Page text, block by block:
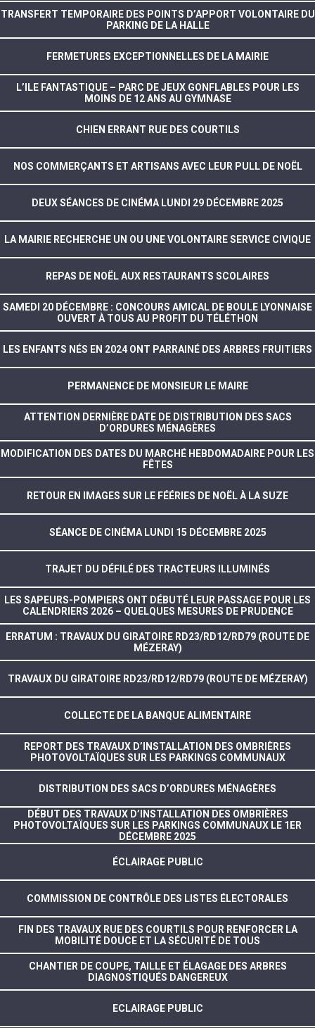
TRANSFERT TEMPORAIRE DES POINTS D’APPORT VOLONTAIRE DU
PARKING DE LA HALLE
FERMETURES EXCEPTIONNELLES DE LA MAIRIE
L’ILE FANTASTIQUE – PARC DE JEUX GONFLABLES POUR LES
MOINS DE 12 ANS AU GYMNASE
CHIEN ERRANT RUE DES COURTILS
NOS COMMERÇANTS ET ARTISANS AVEC LEUR PULL DE NOËL
DEUX SÉANCES DE CINÉMA LUNDI 29 DÉCEMBRE 2025
LA MAIRIE RECHERCHE UN OU UNE VOLONTAIRE SERVICE CIVIQUE
REPAS DE NOËL AUX RESTAURANTS SCOLAIRES
SAMEDI 20 DÉCEMBRE : CONCOURS AMICAL DE BOULE LYONNAISE
OUVERT À TOUS AU PROFIT DU TÉLÉTHON
LES ENFANTS NÉS EN 2024 ONT PARRAINÉ DES ARBRES FRUITIERS
PERMANENCE DE MONSIEUR LE MAIRE
ATTENTION DERNIÈRE DATE DE DISTRIBUTION DES SACS
D’ORDURES MÉNAGÈRES
MODIFICATION DES DATES DU MARCHÉ HEBDOMADAIRE POUR LES
FÊTES
RETOUR EN IMAGES SUR LE FÉÉRIES DE NOËL À LA SUZE
SÉANCE DE CINÉMA LUNDI 15 DÉCEMBRE 2025
TRAJET DU DÉFILÉ DES TRACTEURS ILLUMINÉS
LES SAPEURS-POMPIERS ONT DÉBUTÉ LEUR PASSAGE POUR LES
CALENDRIERS 2026 – QUELQUES MESURES DE PRUDENCE
ERRATUM : TRAVAUX DU GIRATOIRE RD23/RD12/RD79 (ROUTE DE
MÉZERAY)
TRAVAUX DU GIRATOIRE RD23/RD12/RD79 (ROUTE DE MÉZERAY)
COLLECTE DE LA BANQUE ALIMENTAIRE
REPORT DES TRAVAUX D’INSTALLATION DES OMBRIÈRES
PHOTOVOLTAÏQUES SUR LES PARKINGS COMMUNAUX
DISTRIBUTION DES SACS D’ORDURES MÉNAGÈRES
DÉBUT DES TRAVAUX D’INSTALLATION DES OMBRIÈRES
PHOTOVOLTAÏQUES SUR LES PARKINGS COMMUNAUX LE 1ER
DÉCEMBRE 2025
ÉCLAIRAGE PUBLIC
COMMISSION DE CONTRÔLE DES LISTES ÉLECTORALES
FIN DES TRAVAUX RUE DES COURTILS POUR RENFORCER LA
MOBILITÉ DOUCE ET LA SÉCURITÉ DE TOUS
CHANTIER DE COUPE, TAILLE ET ÉLAGAGE DES ARBRES
DIAGNOSTIQUÉS DANGEREUX
ECLAIRAGE PUBLIC